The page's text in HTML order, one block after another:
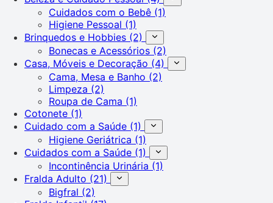
Cuidados com o Bebê (1)
Higiene Pessoal (1)
Brinquedos e Hobbies (2)
Bonecas e Acessórios (2)
Casa, Móveis e Decoração (4)
Cama, Mesa e Banho (2)
Limpeza (2)
Roupa de Cama (1)
Cotonete (1)
Cuidado com a Saúde (1)
Higiene Geriátrica (1)
Cuidados com a Saúde (1)
Incontinência Urinária (1)
Fralda Adulto (21)
Bigfral (2)